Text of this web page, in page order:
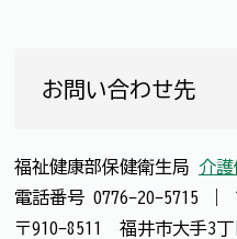
お問い合わせ先
福祉健康部保健衛生局 介護
電話番号 0776-20-5715
〒910-8511 福井市大手3